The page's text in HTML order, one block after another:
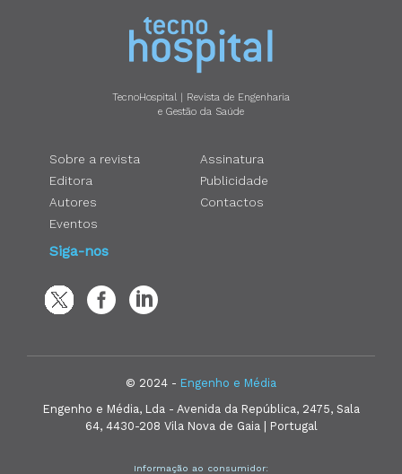
TecnoHospital | Revista de Engenharia
e Gestão da Saúde
Sobre a revista
Editora
Autores
Eventos
Assinatura
Publicidade
Contactos
Siga-nos
© 2024 - Engenho e Média
Engenho e Média, Lda - Avenida da República, 2475, Sala
64, 4430-208 Vila Nova de Gaia | Portugal
Informação ao consumidor: